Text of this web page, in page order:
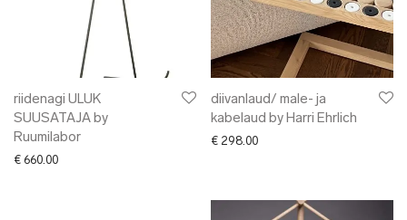
riidenagi ULUK
SUUSATAJA by
Ruumilabor
€ 660.00
diivanlaud/ male- ja
kabelaud by Harri Ehrlich
€ 298.00